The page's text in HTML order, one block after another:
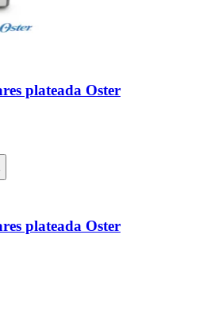
plateada Oster
plateada Oster